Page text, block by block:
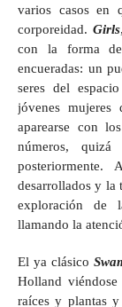
varios casos en
corporeidad. Girls
con la forma
encueradas: un
seres del
jóvenes mujeres
aparearse con
números,
desarrollados y la
exploración de
llamando la
El ya clásico
Holland
raíces y plantas